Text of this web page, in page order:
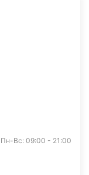
Пн-Вс: 09:00 - 21:00